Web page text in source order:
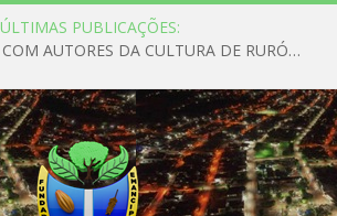
ÚLTIMAS PUBLICAÇÕES:
ESCUTA PÚBLICA COM AUTORES DA CULTURA DE RURÓPOLIS